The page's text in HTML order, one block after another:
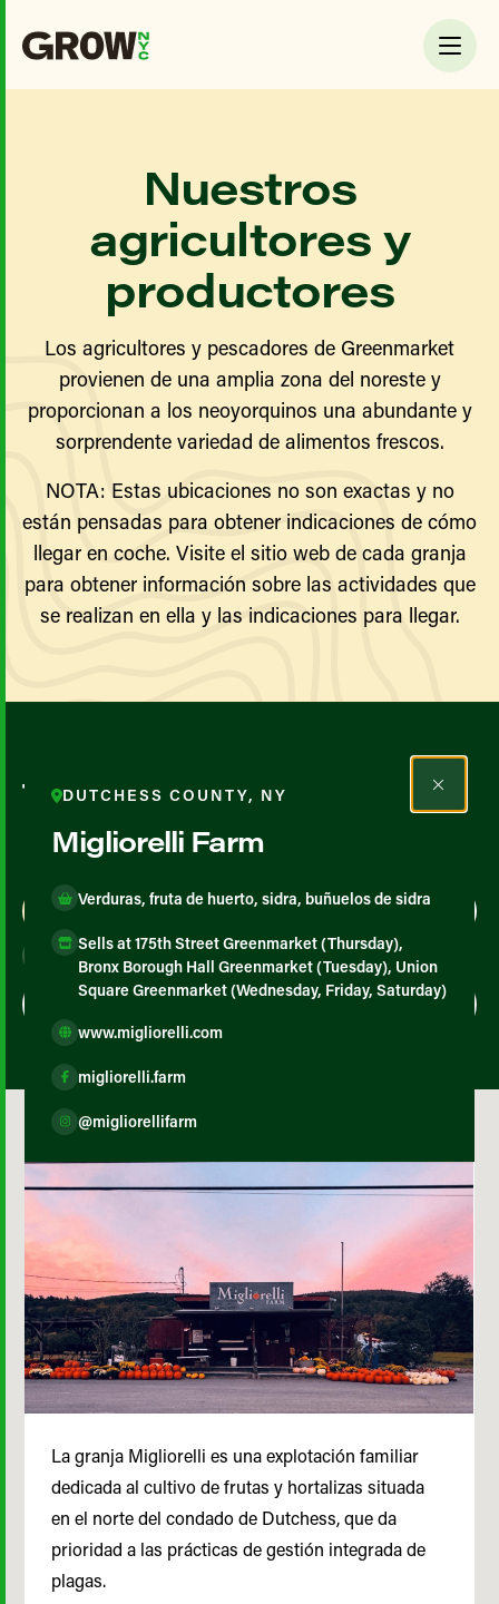
Nuestros
agricultores y
productores
Los agricultores y pescadores de Greenmarket
provienen de una amplia zona del noreste y
proporcionan a los neoyorquinos una abundante y
sorprendente variedad de alimentos frescos.
NOTA: Estas ubicaciones no son exactas y no
están pensadas para obtener indicaciones de cómo
llegar en coche. Visite el sitio web de cada granja
para obtener información sobre las actividades que
se realizan en ella y las indicaciones para llegar.
Todos los agricultores y
productores
Map View List View
DUTCHESS COUNTY, NY
Migliorelli Farm
Verduras, fruta de huerto, sidra, buñuelos de sidra
Sells at 175th Street Greenmarket (Thursday),
Bronx Borough Hall Greenmarket (Tuesday), Union
Square Greenmarket (Wednesday, Friday, Saturday)
www.migliorelli.com
migliorelli.farm
@migliorellifarm
La granja Migliorelli es una explotación familiar
dedicada al cultivo de frutas y hortalizas situada
en el norte del condado de Dutchess, que da
prioridad a las prácticas de gestión integrada de
plagas.